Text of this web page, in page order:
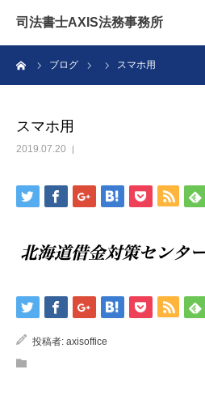
司法書士AXIS法務事務所
ブログ スマホ用
スマホ用
2019.07.20
投稿者: axisoffice
相続のこと
ブログ
スタッフ
お問い合わせ
親なきあと問題相談室ファミリア